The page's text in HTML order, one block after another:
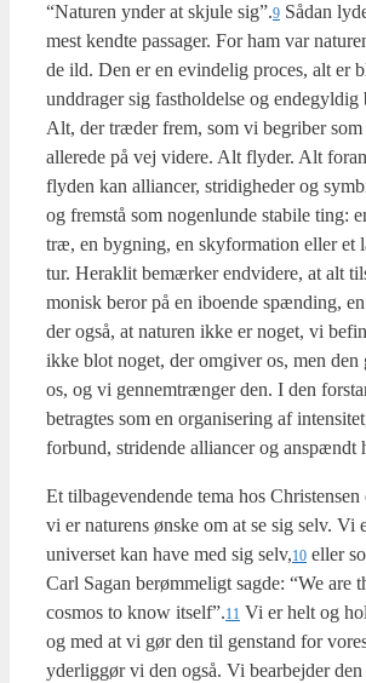
“Natu­ren ynder at skju­le sig”.9 Sådan
mest kend­te pas­sa­ger. For ham var
de ild. Den er en evin­de­lig pro­ces, alt er
und­dra­ger sig fast­hol­del­se og ende­gyl­dig
Alt, der træ­der frem, som vi begri­ber som
alle­re­de på vej vide­re. Alt fly­der. Alt
fly­den kan alli­an­cer, stri­dig­he­der og
og frem­stå som nogen­lun­de sta­bi­le ting:
træ, en byg­ning, en sky­for­ma­tion eller et
tur. Her­aklit bemær­ker end­vi­de­re, at alt
monisk beror på en ibo­en­de spæn­ding,
der også, at natu­ren ikke er noget, vi
ikke blot noget, der omgi­ver os, men den
os, og vi gen­nem­træn­ger den. I den
betrag­tes som en orga­ni­se­ring af
for­bund, stri­den­de alli­an­cer og anspændt
Et til­ba­ge­ven­den­de tema hos
vi er natu­rens ønske om at se sig selv. Vi
uni­ver­set kan have med sig selv,10 eller
Carl Sagan berøm­me­ligt sag­de: “We are
cos­mos to know itself”.11 Vi er helt og
og med at vi gør den til gen­stand for
yder­lig­gør vi den også. Vi bear­bej­der den